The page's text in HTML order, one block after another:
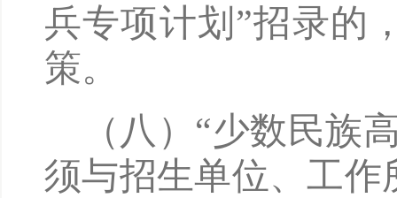
兵专项计划”招录的
策。
（八） “少数民族
须与招生单位、工